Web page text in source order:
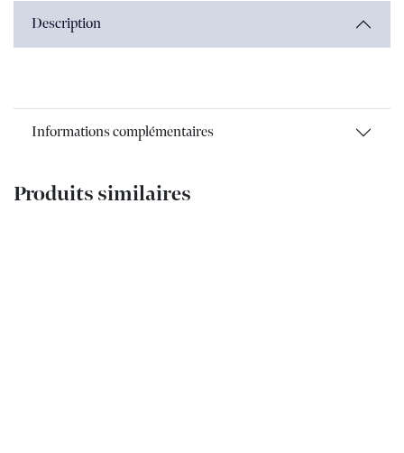
Description
Informations complémentaires
Produits similaires